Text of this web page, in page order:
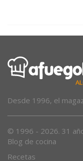
Desde 1996, el
© 1996 - 2026. 31
Blog de cocina
Recetas